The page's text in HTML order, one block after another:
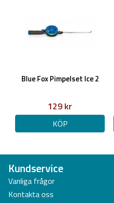
Blue Fox Pimpelset Ice 2
129 kr
KÖP
Kundservice
Vanliga frågor
Kontakta oss